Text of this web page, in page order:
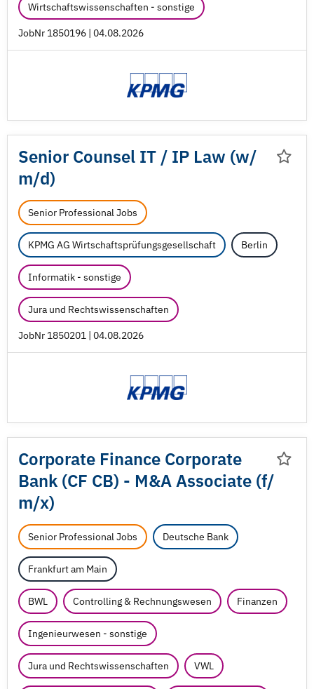
Wirtschaftswissenschaften - sonstige
JobNr 1850196 | 04.08.2026
Senior Counsel IT / IP Law (w/
m/d)
Senior Professional Jobs
KPMG AG Wirtschaftsprüfungsgesellschaft Berlin
Informatik - sonstige
Jura und Rechtswissenschaften
JobNr 1850201 | 04.08.2026
Corporate Finance Corporate
Bank (CF CB) - M&A Associate (f/
m/x)
Senior Professional Jobs Deutsche Bank
Frankfurt am Main
BWL Controlling & Rechnungswesen Finanzen
Ingenieurwesen - sonstige
Jura und Rechtswissenschaften VWL